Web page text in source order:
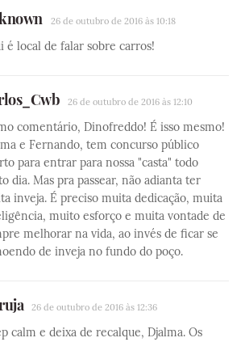
26 de outubro de 2016 às 10:18
é local de falar sobre carros!
26 de outubro de 2016 às 12:10
comentário, Dinofreddo! É isso mesmo!
e Fernando, tem concurso público
para entrar para nossa "casta" todo
dia. Mas pra passear, não adianta ter
inveja. É preciso muita dedicação, muita
muito esforço e muita vontade de
melhorar na vida, ao invés de ficar se
de inveja no fundo do poço.
26 de outubro de 2016 às 12:36
calm e deixa de recalque, Djalma. Os